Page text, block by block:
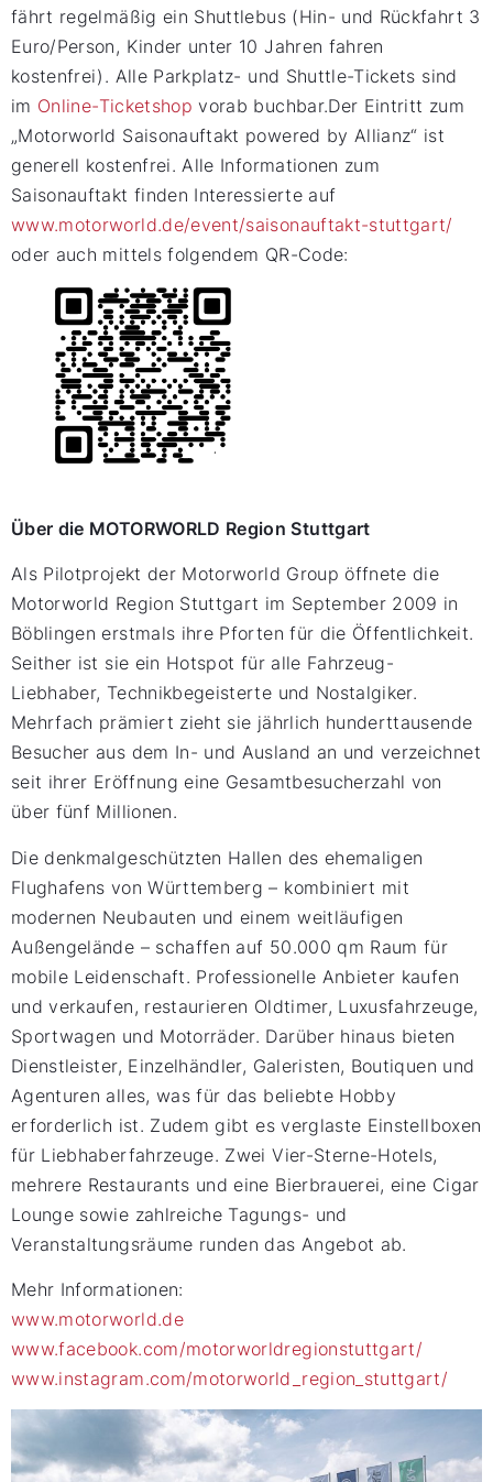
fährt regelmäßig ein Shuttlebus (Hin- und Rückfahrt 3
Euro/Person, Kinder unter 10 Jahren fahren
kostenfrei). Alle Parkplatz- und Shuttle-Tickets sind
im Online-Ticketshop vorab buchbar.Der Eintritt zum
„Motorworld Saisonauftakt powered by Allianz“ ist
generell kostenfrei. Alle Informationen zum
Saisonauftakt finden Interessierte auf
www.motorworld.de/event/saisonauftakt-stuttgart/
oder auch mittels folgendem QR-Code:
Über die MOTORWORLD Region Stuttgart
Als Pilotprojekt der Motorworld Group öffnete die
Motorworld Region Stuttgart im September 2009 in
Böblingen erstmals ihre Pforten für die Öffentlichkeit.
Seither ist sie ein Hotspot für alle Fahrzeug-
Liebhaber, Technikbegeisterte und Nostalgiker.
Mehrfach prämiert zieht sie jährlich hunderttausende
Besucher aus dem In- und Ausland an und verzeichnet
seit ihrer Eröffnung eine Gesamtbesucherzahl von
über fünf Millionen.
Die denkmalgeschützten Hallen des ehemaligen
Flughafens von Württemberg – kombiniert mit
modernen Neubauten und einem weitläufigen
Außengelände – schaffen auf 50.000 qm Raum für
mobile Leidenschaft. Professionelle Anbieter kaufen
und verkaufen, restaurieren Oldtimer, Luxusfahrzeuge,
Sportwagen und Motorräder. Darüber hinaus bieten
Dienstleister, Einzelhändler, Galeristen, Boutiquen und
Agenturen alles, was für das beliebte Hobby
erforderlich ist. Zudem gibt es verglaste Einstellboxen
für Liebhaberfahrzeuge. Zwei Vier-Sterne-Hotels,
mehrere Restaurants und eine Bierbrauerei, eine Cigar
Lounge sowie zahlreiche Tagungs- und
Veranstaltungsräume runden das Angebot ab.
Mehr Informationen:
www.motorworld.de
www.facebook.com/motorworldregionstuttgart/
www.instagram.com/motorworld_region_stuttgart/